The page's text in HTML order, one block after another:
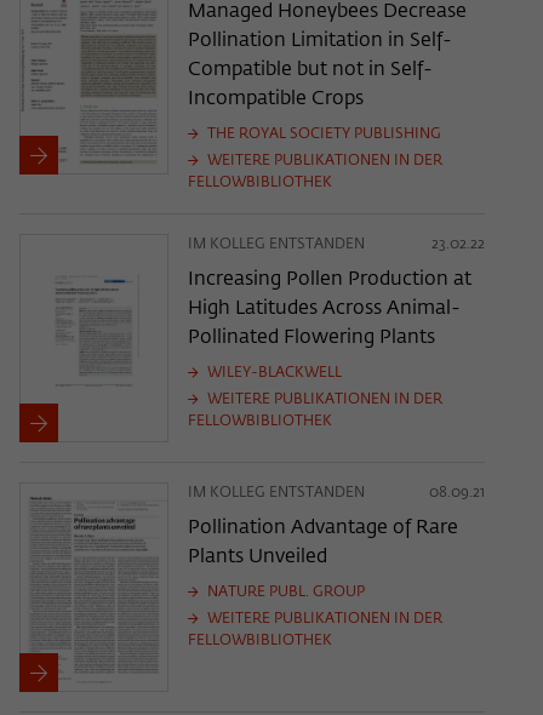
Managed Honeybees Decrease
Pollination Limitation in Self-
Compatible but not in Self-
Incompatible Crops
THE ROYAL SOCIETY PUBLISHING
WEITERE PUBLIKATIONEN IN DER
FELLOWBIBLIOTHEK
IM KOLLEG ENTSTANDEN 23.02.22
Increasing Pollen Production at
High Latitudes Across Animal-
Pollinated Flowering Plants
WILEY-BLACKWELL
WEITERE PUBLIKATIONEN IN DER
FELLOWBIBLIOTHEK
IM KOLLEG ENTSTANDEN 08.09.21
Pollination Advantage of Rare
Plants Unveiled
NATURE PUBL. GROUP
WEITERE PUBLIKATIONEN IN DER
FELLOWBIBLIOTHEK